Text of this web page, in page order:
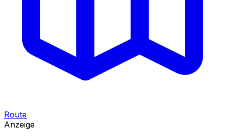
Route
Anzeige